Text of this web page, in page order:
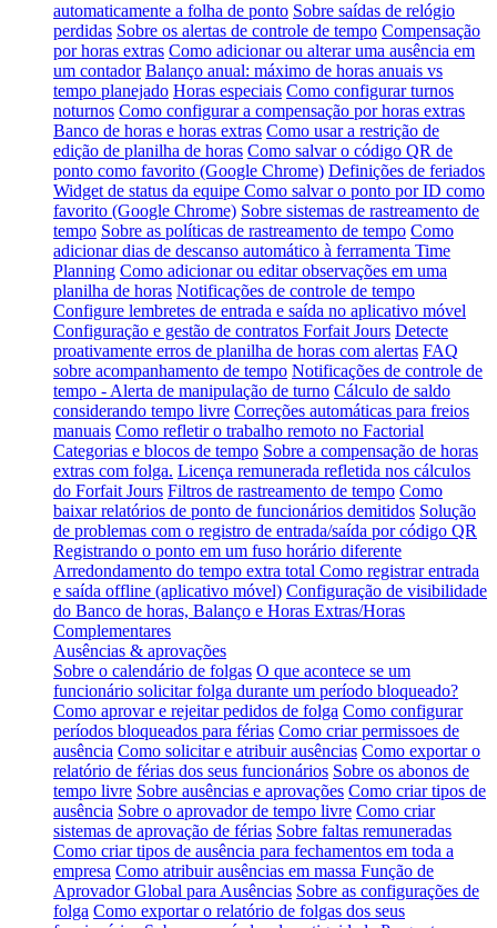
automaticamente a folha de ponto Sobre saídas de relógio
perdidas Sobre os alertas de controle de tempo Compensação
por horas extras Como adicionar ou alterar uma ausência em
um contador Balanço anual: máximo de horas anuais vs
tempo planejado Horas especiais Como configurar turnos
noturnos Como configurar a compensação por horas extras
Banco de horas e horas extras Como usar a restrição de
edição de planilha de horas Como salvar o código QR de
ponto como favorito (Google Chrome) Definições de feriados
Widget de status da equipe Como salvar o ponto por ID como
favorito (Google Chrome) Sobre sistemas de rastreamento de
tempo Sobre as políticas de rastreamento de tempo Como
adicionar dias de descanso automático à ferramenta Time
Planning Como adicionar ou editar observações em uma
planilha de horas Notificações de controle de tempo
Configure lembretes de entrada e saída no aplicativo móvel
Configuração e gestão de contratos Forfait Jours Detecte
proativamente erros de planilha de horas com alertas FAQ
sobre acompanhamento de tempo Notificações de controle de
tempo - Alerta de manipulação de turno Cálculo de saldo
considerando tempo livre Correções automáticas para freios
manuais Como refletir o trabalho remoto no Factorial
Categorias e blocos de tempo Sobre a compensação de horas
extras com folga. Licença remunerada refletida nos cálculos
do Forfait Jours Filtros de rastreamento de tempo Como
baixar relatórios de ponto de funcionários demitidos Solução
de problemas com o registro de entrada/saída por código QR
Registrando o ponto em um fuso horário diferente
Arredondamento do tempo extra total Como registrar entrada
e saída offline (aplicativo móvel) Configuração de visibilidade
do Banco de horas, Balanço e Horas Extras/Horas
Complementares
Ausências & aprovações
Sobre o calendário de folgas O que acontece se um
funcionário solicitar folga durante um período bloqueado?
Como aprovar e rejeitar pedidos de folga Como configurar
períodos bloqueados para férias Como criar permissoes de
ausência Como solicitar e atribuir ausências Como exportar o
relatório de férias dos seus funcionários Sobre os abonos de
tempo livre Sobre ausências e aprovações Como criar tipos de
ausência Sobre o aprovador de tempo livre Como criar
sistemas de aprovação de férias Sobre faltas remuneradas
Como criar tipos de ausência para fechamentos em toda a
empresa Como atribuir ausências em massa Função de
Aprovador Global para Ausências Sobre as configurações de
folga Como exportar o relatório de folgas dos seus